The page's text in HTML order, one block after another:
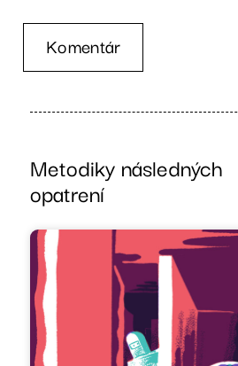
Komentár
Metodiky následných
opatrení